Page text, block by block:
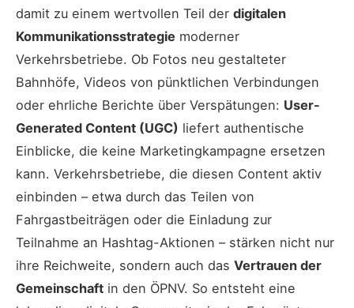
damit zu einem wertvollen Teil der digitalen
Kommunikationsstrategie moderner
Verkehrsbetriebe. Ob Fotos neu gestalteter
Bahnhöfe, Videos von pünktlichen Verbindungen
oder ehrliche Berichte über Verspätungen: User-
Generated Content (UGC) liefert authentische
Einblicke, die keine Marketingkampagne ersetzen
kann. Verkehrsbetriebe, die diesen Content aktiv
einbinden – etwa durch das Teilen von
Fahrgastbeiträgen oder die Einladung zur
Teilnahme an Hashtag-Aktionen – stärken nicht nur
ihre Reichweite, sondern auch das Vertrauen der
Gemeinschaft in den ÖPNV. So entsteht eine